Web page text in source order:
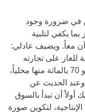
في ضرورة وجود
يكفي لتلبية
آن معاً. ويضيف عادلي:
للغاز على تجارته
الخارجية. ويتم تداول معظم كميات الغاز أو 70 بالمائة منها محلياً،
دولياً. وعند الحديث عن
أن تبدأ بالسوق
لتكوين صورة